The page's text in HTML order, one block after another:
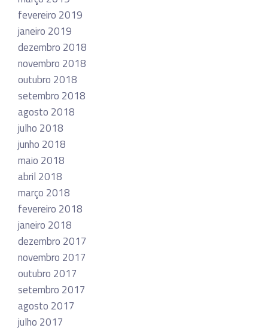
fevereiro 2019
janeiro 2019
dezembro 2018
novembro 2018
outubro 2018
setembro 2018
agosto 2018
julho 2018
junho 2018
maio 2018
abril 2018
março 2018
fevereiro 2018
janeiro 2018
dezembro 2017
novembro 2017
outubro 2017
setembro 2017
agosto 2017
julho 2017